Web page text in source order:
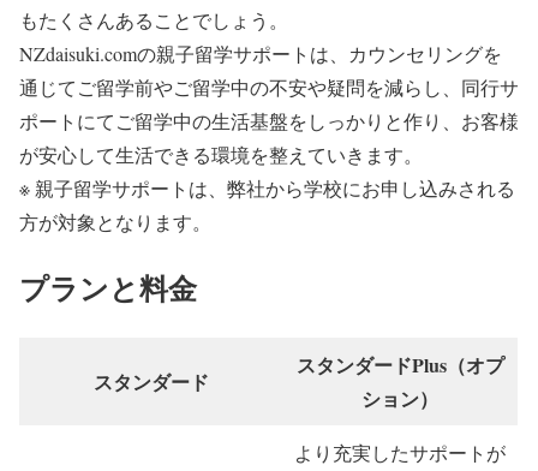
もたくさんあることでしょう。
NZdaisuki.comの親子留学サポートは、カウンセリングを
通じてご留学前やご留学中の不安や疑問を減らし、同行サ
ポートにてご留学中の生活基盤をしっかりと作り、お客様
が安心して生活できる環境を整えていきます。
※ 親子留学サポートは、弊社から学校にお申し込みされる
方が対象となります。
プランと料金
スタンダード
スタンダードPlus（オプ
ション）
より充実したサポートが